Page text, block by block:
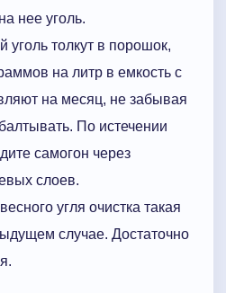
нее уголь.
уголь толкут в порошок,
на литр в емкость с
на месяц, не забывая
По истечении
самогон через
слоев.
угля очистка такая
случае. Достаточно